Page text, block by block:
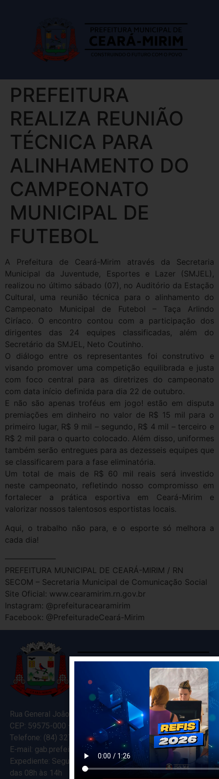
PREFEITURA
REALIZA REUNIÃO
TÉCNICA PARA
ALINHAMENTO DO
CAMPEONATO
MUNICIPAL DE
FUTEBOL
A Prefeitura de Ceará-Mirim através da Secretaria
Municipal da Juventude, Esportes e Lazer (SMJEL),
realizou no último sábado (07), no Auditório da Estação
Cultural, uma reunião técnica para o alinhamento do
Campeonato Municipal de Futebol – Taça Arlindo
Ciríaco. O encontro contou com a participação dos
dirigentes das 24 equipes classificadas, além do
Secretário da SMJEL, Neto Coutinho.
O diálogo entre os representantes foi construtivo e
visando promover uma competição equilibrada e justa
com foco central para as diretrizes do campeonato
com data início definida para dia 22 de outubro.
E não são apenas troféus em jogo! estão em disputa
premiações em dinheiro no valor de R$ 15 mil para o
primeiro lugar, R$ 9 mil – segundo, R$ 4 mil – terceiro e
R$ 2 mil para o quarto colocado. Além disso, uniformes
também serão entregues para as dezesseis equipes que
se classificarem para a fase eliminatória.
Um total de mais de R$ 60 mil reais será investido
neste campeonato, refletindo nosso compromisso em
fortalecer a prática esportiva em Ceará-Mirim e
valorizar nossos talentosos esportistas locais.
Aqui, o trabalho não para, e o esporte só melhora a
cada dia!
——————–
PREFEITURA MUNICIPAL DE CEARÁ-MIRIM / RN
SECOM – Secretaria Municipal de Comunicação Social
Site Oficial: www.cearamirim.rn.gov.br
Instagram: @prefeituracearamirim
Facebook: @PrefeituradeCeará-Mirim
Rua General João Varela, 635
CEP: 59575-000 – Ceará-Mirim – RN
Telefone: (84) 3274-5916
E-mail: gab.prefeitocearamirim@gmail.com
Expediente: Segunda à Sexta
das 08h às 14h